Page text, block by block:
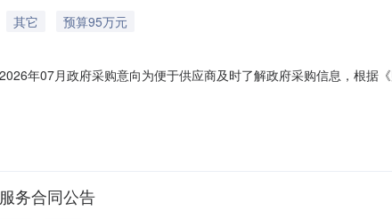
其它
预算95万元
年07月政府采购意向为便于供应商及时了解政府采购信息，根据
详见采购需求952026年7月是赵先生0731-82283061建筑拆除等劳
务合同公告